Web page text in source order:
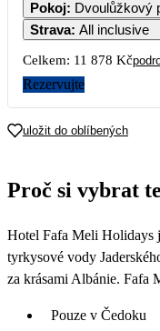
Pokoj: Dvoulůžkový
Strava: All inclusive
Celkem: 11 878 Kč
Rezervujte
uložit do oblíbených
Proč si vybrat
Hotel Fafa Meli Holidays
tyrkysové vody
za krásami Albánie. Fafa
Pouze v Čedoku